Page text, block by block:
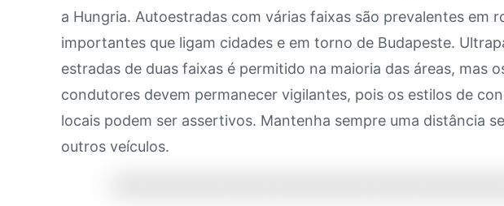
a Hungria. Autoestradas com várias faixas são prevalentes em
importantes que ligam cidades e em torno de Budapeste.
estradas de duas faixas é permitido na maioria das áreas, mas
condutores devem permanecer vigilantes, pois os estilos de
locais podem ser assertivos. Mantenha sempre uma distância
outros veículos.